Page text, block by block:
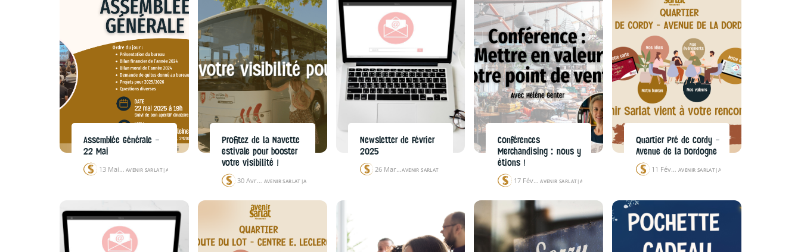
Assemblée Générale –
22 Mai
13 Mai 25 AVENIR SARLAT|ACTUALITÉS
Profitez de la Navette
estivale pour booster
votre visibilité !
30 Avr 25 AVENIR SARLAT |ACTUALITÉS
Newsletter de Février
2025
26 Mar 25 AVENIR SARLAT
Conférences
Merchandising : nous y
étions !
17 Fév 25 AVENIR SARLAT|ACTUALITÉS
Quartier Pré de Cordy –
Avenue de la Dordogne
11 Fév 25 AVENIR SARLAT|ACTUALITÉS